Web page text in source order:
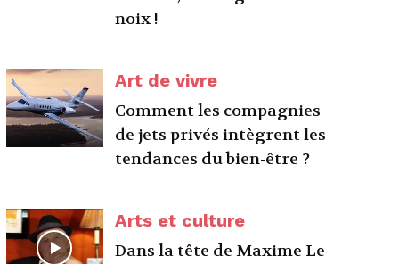
noix !
Art de vivre
Comment les compagnies
de jets privés intègrent les
tendances du bien-être ?
Arts et culture
Dans la tête de Maxime Le